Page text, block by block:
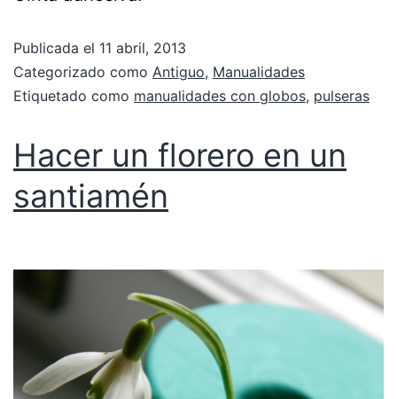
Publicada el 11 abril, 2013
Categorizado como Antiguo, Manualidades
Etiquetado como manualidades con globos, pulseras
Hacer un florero en un
santiamén